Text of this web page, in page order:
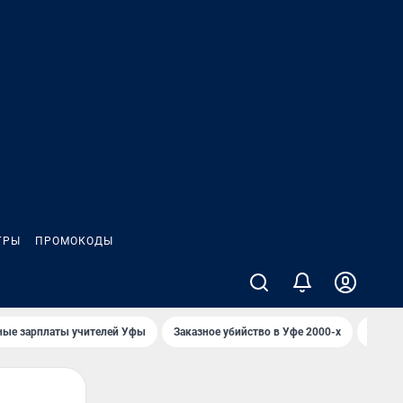
ПРОМОКОДЫ
зарплаты учителей Уфы Заказное убийство в Уфе 2000-х